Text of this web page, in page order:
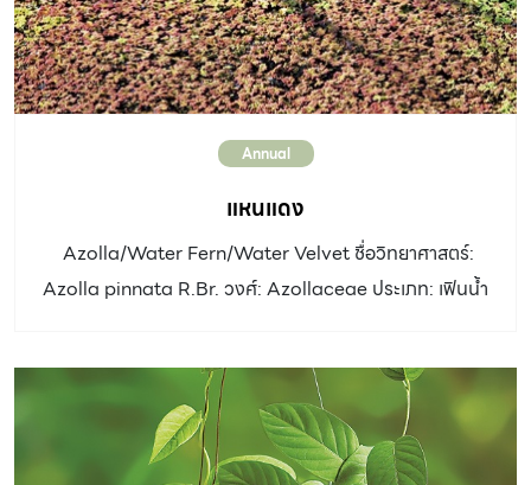
Annual
แหนแดง
Azolla/Water Fern/Water Velvet ชื่อวิทยาศาสตร์:
Azolla pinnata R.Br. วงศ์: Azollaceae ประเภท: เฟินน้ำ
มาก ประมาณ 1 มิลลิเมตร เรียงสลับกัน แบ่งเป็น 2 ส่วน คือ
ใบส่วนบน มีใบหนาสีเขียว พอใบแก่หรือมีสภาพไม่เหมาะสม
เช่น ได้รับแสงมากเกินไป จะกลายเป็นสีแดง ใบด้านล่าง บาง